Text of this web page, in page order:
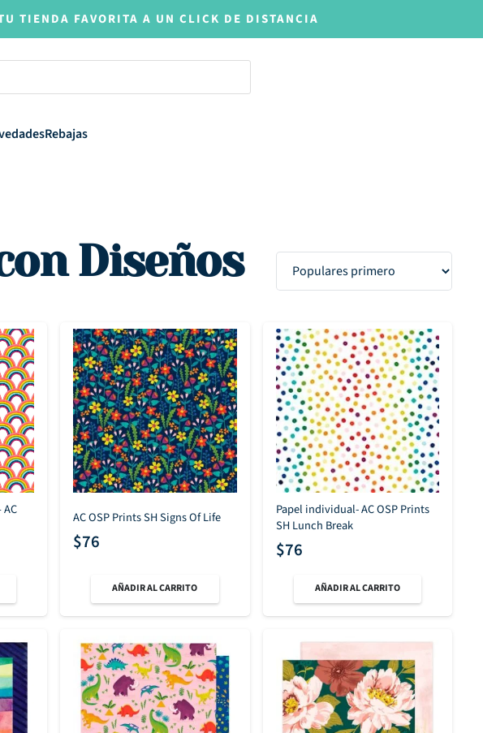
TIENDA FAVORITA A UN CLICK DE DISTANCIA
Rebajas
Diseños
AC OSP Prints SH Signs Of Life
$76
AÑADIR AL CARRITO
Papel individual- AC OSP Prints
SH Lunch Break
$76
AÑADIR AL CARRITO